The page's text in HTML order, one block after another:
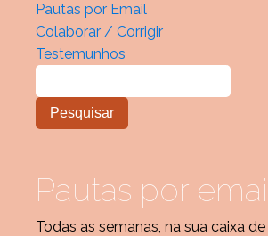
Pautas por Email
Colaborar / Corrigir
Testemunhos
Pautas por
Todas as semanas, na sua caixa de